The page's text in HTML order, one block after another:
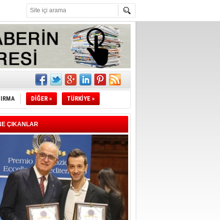
DİĞER » TÜRKİYE »
ÇIKANLAR